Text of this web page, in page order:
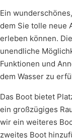
Ein
dem Sie tolle neue
erleben können.
unendliche
Funktionen und
dem Wasser zu
Das Boot bietet
ein großzügiges
wir ein weiteres
zweites Boot